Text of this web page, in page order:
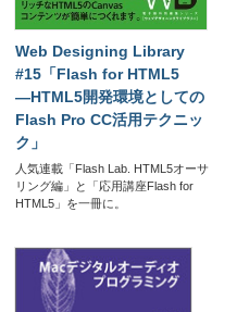
Web Designing Library
#15「Flash for HTML5
―HTML5開発環境としての
Flash Pro CC活用テクニッ
ク」
人気連載「Flash Lab. HTML5オーサ
リング編」と「応用講座Flash for
HTML5」を一冊に。